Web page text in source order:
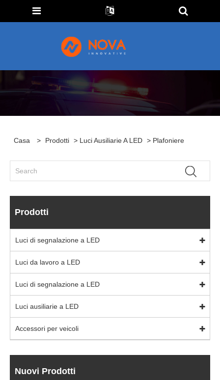
Casa > Prodotti > Luci Ausiliarie A LED > Plafoniere
Prodotti
Luci di segnalazione a LED
Luci da lavoro a LED
Luci di segnalazione a LED
Luci ausiliarie a LED
Accessori per veicoli
Nuovi Prodotti